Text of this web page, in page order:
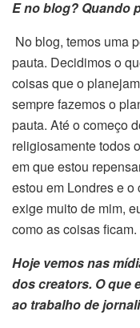
E no blog? Quando
No blog, temos uma
pauta. Decidimos o
coisas que o
sempre fazemos o
pauta. Até o começo
religiosamente todos
em que estou
estou em Londres e o
exige muito de mim,
como as coisas ficam.
Hoje vemos nas
dos creators. O que
ao trabalho de